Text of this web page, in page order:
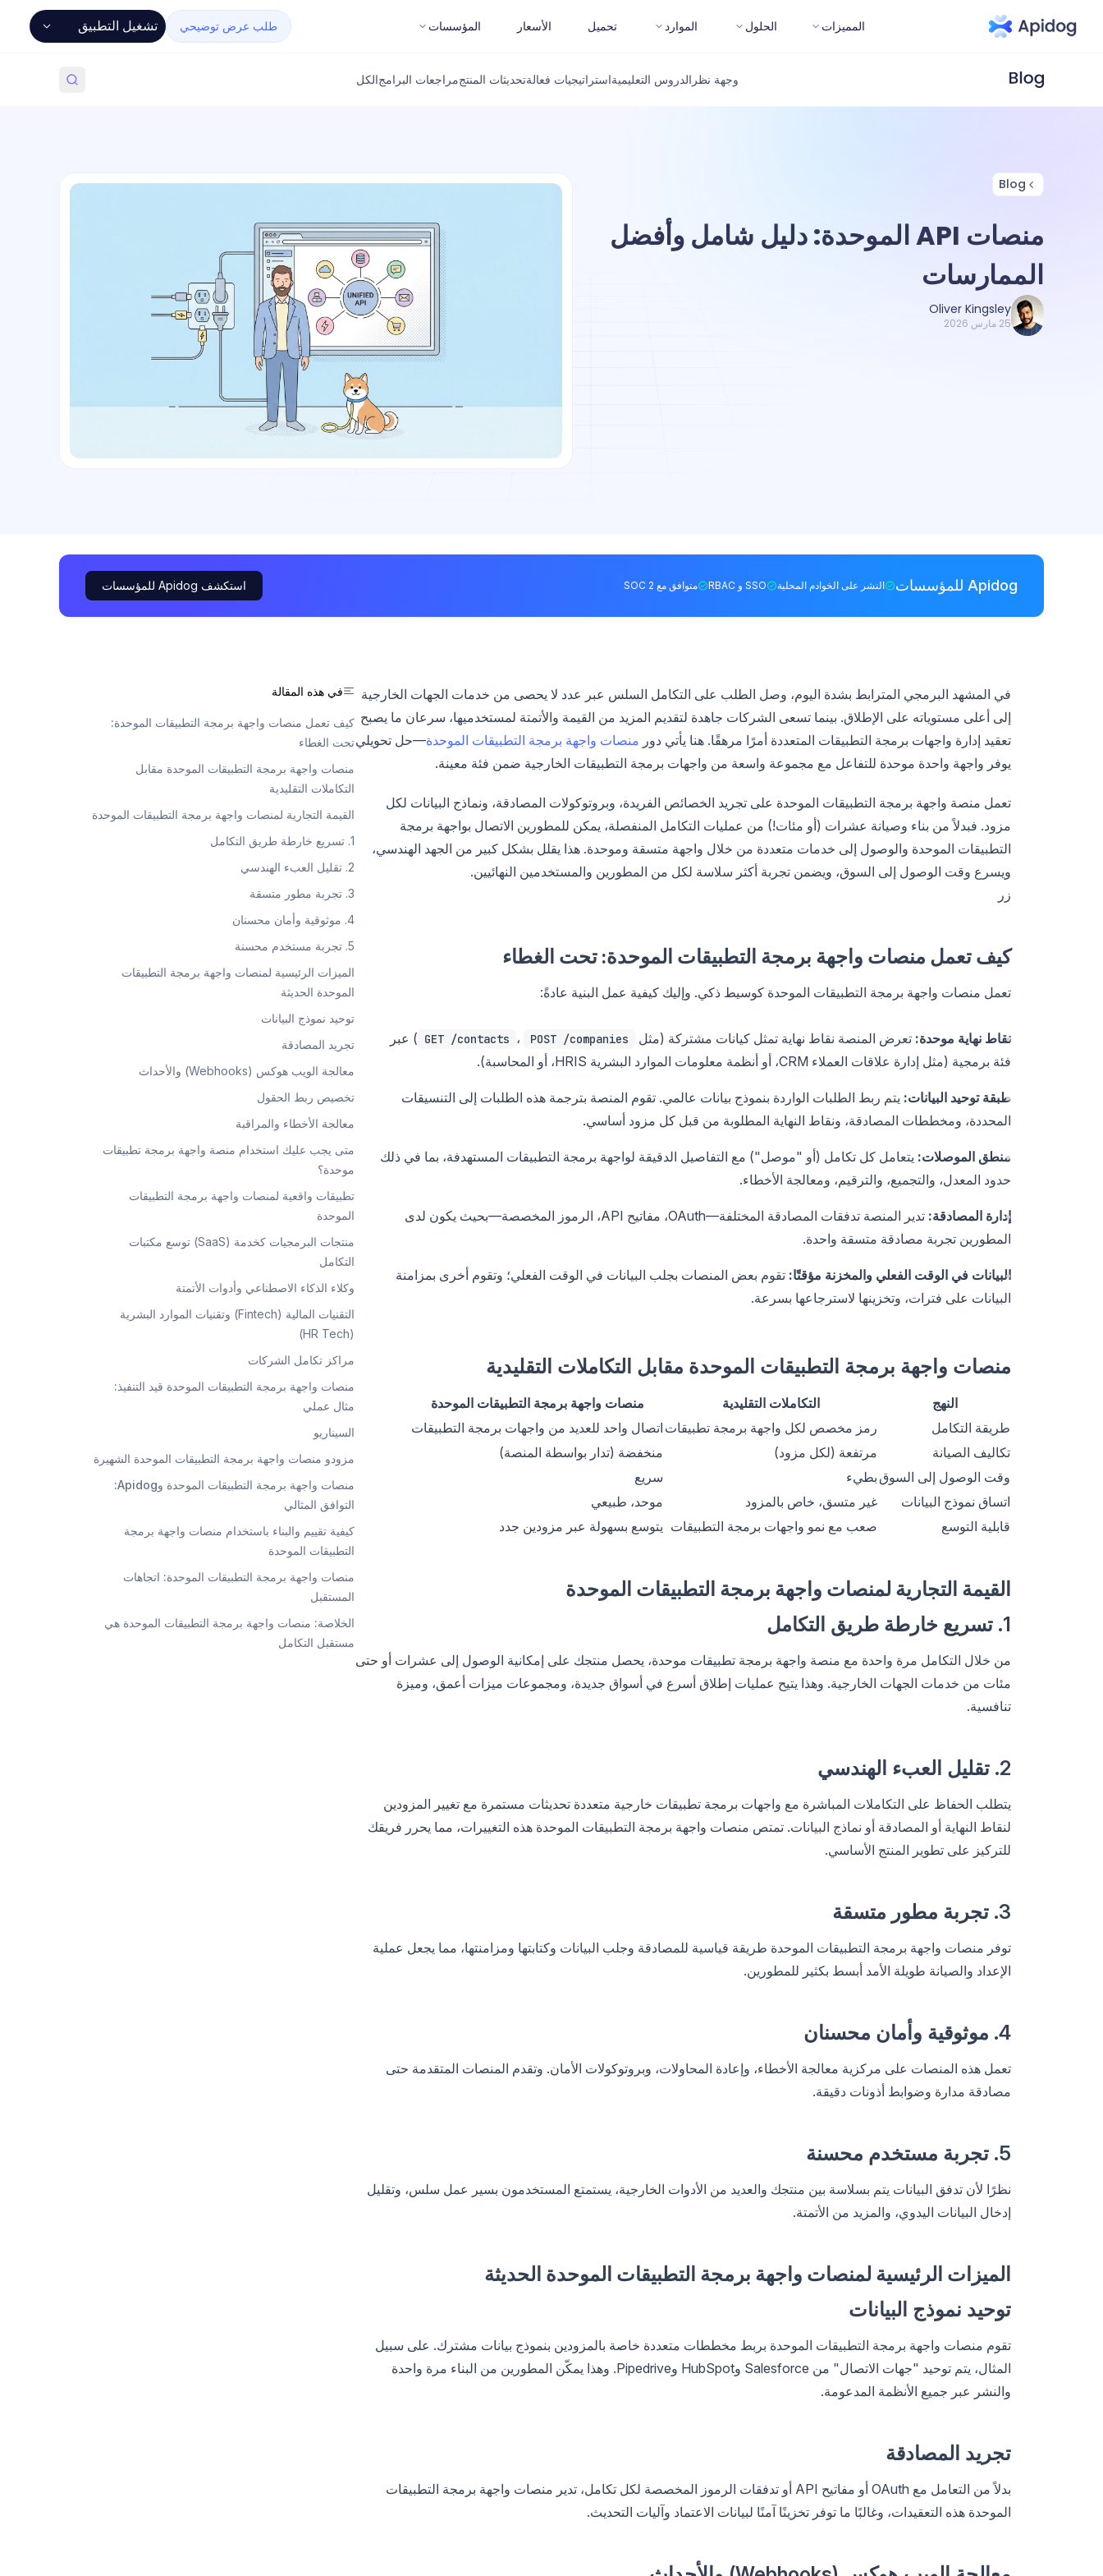
المميزات الحلول الموارد تحميل الأسعار المؤسسات طلب عرض توضيحي تشغيل التطبيق
وجهة نظر الدروس التعليميةاستراتيجيات فعالةتحديثات المنتجمراجعات البرامجالكل
Blog
منصات API الموحدة: دليل شامل وأفضل
الممارسات
Oliver Kingsley
25 مارس 2026
Apidog للمؤسسات النشر على الخوادم المحلية SSO و RBAC متوافق مع SOC 2 استكشف Apidog للمؤسسات
في المشهد البرمجي المترابط بشدة اليوم، وصل الطلب على التكامل السلس عبر عدد لا يحصى من خدمات الجهات الخارجية
إلى أعلى مستوياته على الإطلاق. بينما تسعى الشركات جاهدة لتقديم المزيد من القيمة والأتمتة لمستخدميها، سرعان ما يصبح
تعقيد إدارة واجهات برمجة التطبيقات المتعددة أمرًا مرهقًا. هنا يأتي دور منصات واجهة برمجة التطبيقات الموحدة—حل تحويلي
يوفر واجهة واحدة موحدة للتفاعل مع مجموعة واسعة من واجهات برمجة التطبيقات الخارجية ضمن فئة معينة.
تعمل منصة واجهة برمجة التطبيقات الموحدة على تجريد الخصائص الفريدة، وبروتوكولات المصادقة، ونماذج البيانات لكل
مزود. فبدلاً من بناء وصيانة عشرات (أو مئات!) من عمليات التكامل المنفصلة، يمكن للمطورين الاتصال بواجهة برمجة
التطبيقات الموحدة والوصول إلى خدمات متعددة من خلال واجهة متسقة وموحدة. هذا يقلل بشكل كبير من الجهد الهندسي،
ويسرع وقت الوصول إلى السوق، ويضمن تجربة أكثر سلاسة لكل من المطورين والمستخدمين النهائيين.
زر
كيف تعمل منصات واجهة برمجة التطبيقات الموحدة: تحت الغطاء
تعمل منصات واجهة برمجة التطبيقات الموحدة كوسيط ذكي. وإليك كيفية عمل البنية عادةً:
نقاط نهاية موحدة: تعرض المنصة نقاط نهاية تمثل كيانات مشتركة (مثل GET /contacts ، POST /companies
) عبر
فئة برمجية (مثل إدارة علاقات العملاء CRM، أو أنظمة معلومات الموارد البشرية HRIS، أو المحاسبة).
طبقة توحيد البيانات: يتم ربط الطلبات الواردة بنموذج بيانات عالمي. تقوم المنصة بترجمة هذه الطلبات إلى التنسيقات
المحددة، ومخططات المصادقة، ونقاط النهاية المطلوبة من قبل كل مزود أساسي.
منطق الموصلات: يتعامل كل تكامل (أو "موصل") مع التفاصيل الدقيقة لواجهة برمجة التطبيقات المستهدفة، بما في ذلك
حدود المعدل، والتجميع، والترقيم، ومعالجة الأخطاء.
إدارة المصادقة:
تدير المنصة تدفقات المصادقة المختلفة—OAuth، مفاتيح API، الرموز المخصصة—بحيث يكون لدى
المطورين تجربة مصادقة متسقة واحدة.
البيانات في الوقت الفعلي والمخزنة مؤقتًا: تقوم بعض المنصات بجلب البيانات في الوقت الفعلي؛ وتقوم أخرى بمزامنة
البيانات على فترات، وتخزينها لاسترجاعها بسرعة.
منصات واجهة برمجة التطبيقات الموحدة مقابل التكاملات التقليدية
النهج التكاملات التقليدية
منصات واجهة برمجة التطبيقات الموحدة
طريقة التكامل
رمز مخصص لكل واجهة برمجة تطبيقات اتصال واحد للعديد من واجهات برمجة التطبيقات
تكاليف الصيانة
مرتفعة (لكل مزود)
منخفضة (تدار بواسطة المنصة)
وقت الوصول إلى السوق بطيء
سريع
اتساق نموذج البيانات
غير متسق، خاص بالمزود
موحد، طبيعي
قابلية التوسع
صعب مع نمو واجهات برمجة التطبيقات يتوسع بسهولة عبر مزودين جدد
القيمة التجارية لمنصات واجهة برمجة التطبيقات الموحدة
1. تسريع خارطة طريق التكامل
من خلال التكامل مرة واحدة مع منصة واجهة برمجة تطبيقات موحدة، يحصل منتجك على إمكانية الوصول إلى عشرات أو حتى
مئات من خدمات الجهات الخارجية. وهذا يتيح عمليات إطلاق أسرع في أسواق جديدة، ومجموعات ميزات أعمق، وميزة
تنافسية.
2. تقليل العبء الهندسي
يتطلب الحفاظ على التكاملات المباشرة مع واجهات برمجة تطبيقات خارجية متعددة تحديثات مستمرة مع تغيير المزودين
لنقاط النهاية أو المصادقة أو نماذج البيانات. تمتص منصات واجهة برمجة التطبيقات الموحدة هذه التغييرات، مما يحرر فريقك
للتركيز على تطوير المنتج الأساسي.
3. تجربة مطور متسقة
توفر منصات واجهة برمجة التطبيقات الموحدة طريقة قياسية للمصادقة وجلب البيانات وكتابتها ومزامنتها، مما يجعل عملية
الإعداد والصيانة طويلة الأمد أبسط بكثير للمطورين.
4. موثوقية وأمان محسنان
تعمل هذه المنصات على مركزية معالجة الأخطاء، وإعادة المحاولات، وبروتوكولات الأمان. وتقدم المنصات المتقدمة حتى
مصادقة مدارة وضوابط أذونات دقيقة.
5. تجربة مستخدم محسنة
نظرًا لأن تدفق البيانات يتم بسلاسة بين منتجك والعديد من الأدوات الخارجية، يستمتع المستخدمون بسير عمل سلس، وتقليل
إدخال البيانات اليدوي، والمزيد من الأتمتة.
الميزات الرئيسية لمنصات واجهة برمجة التطبيقات الموحدة الحديثة
توحيد نموذج البيانات
تقوم منصات واجهة برمجة التطبيقات الموحدة بربط مخططات متعددة خاصة بالمزودين بنموذج بيانات مشترك. على سبيل
المثال، يتم توحيد "جهات الاتصال" من Salesforce وHubSpot وPipedrive. وهذا يمكّن المطورين من البناء مرة واحدة
والنشر عبر جميع الأنظمة المدعومة.
تجريد المصادقة
بدلاً من التعامل مع OAuth أو مفاتيح API أو تدفقات الرموز المخصصة لكل تكامل، تدير منصات واجهة برمجة التطبيقات
الموحدة هذه التعقيدات، وغالبًا ما توفر تخزينًا آمنًا لبيانات الاعتماد وآليات التحديث.
في هذه المقالة
كيف تعمل منصات واجهة برمجة التطبيقات الموحدة:
تحت الغطاء
منصات واجهة برمجة التطبيقات الموحدة مقابل
التكاملات التقليدية
القيمة التجارية لمنصات واجهة برمجة التطبيقات الموحدة
1. تسريع خارطة طريق التكامل
2. تقليل العبء الهندسي
3. تجربة مطور متسقة
4. موثوقية وأمان محسنان
5. تجربة مستخدم محسنة
الميزات الرئيسية لمنصات واجهة برمجة التطبيقات
الموحدة الحديثة
توحيد نموذج البيانات
تجريد المصادقة
معالجة الويب هوكس (Webhooks) والأحداث
تخصيص ربط الحقول
معالجة الأخطاء والمراقبة
متى يجب عليك استخدام منصة واجهة برمجة تطبيقات
موحدة؟
تطبيقات واقعية لمنصات واجهة برمجة التطبيقات
الموحدة
منتجات البرمجيات كخدمة (SaaS) توسع مكتبات
التكامل
وكلاء الذكاء الاصطناعي وأدوات الأتمتة
التقنيات المالية (Fintech) وتقنيات الموارد البشرية
(HR Tech)
مراكز تكامل الشركات
منصات واجهة برمجة التطبيقات الموحدة قيد التنفيذ:
مثال عملي
السيناريو
مزودو منصات واجهة برمجة التطبيقات الموحدة الشهيرة
منصات واجهة برمجة التطبيقات الموحدة وApidog:
التوافق المثالي
كيفية تقييم والبناء باستخدام منصات واجهة برمجة
التطبيقات الموحدة
منصات واجهة برمجة التطبيقات الموحدة: اتجاهات
المستقبل
الخلاصة: منصات واجهة برمجة التطبيقات الموحدة هي
مستقبل التكامل